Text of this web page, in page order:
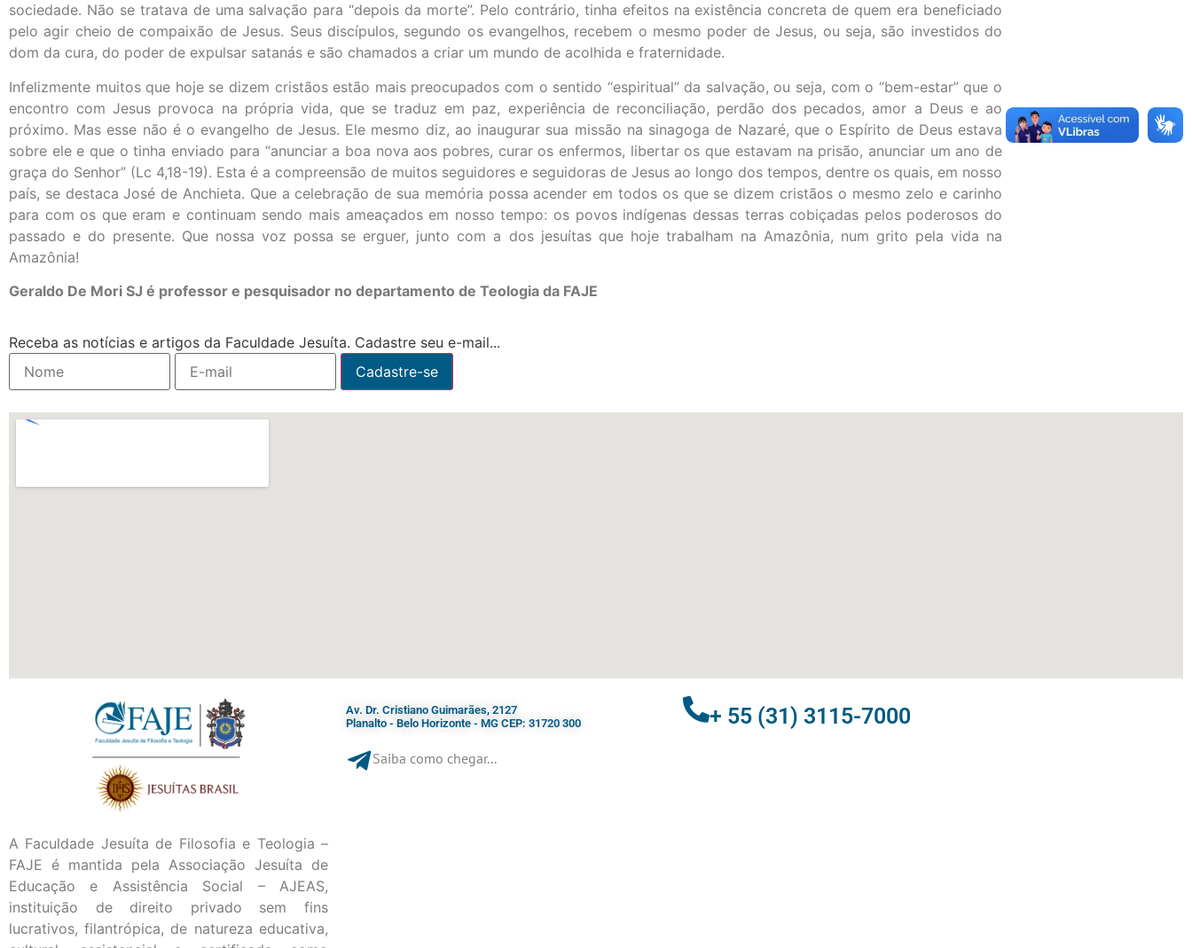
sociedade. Não se tratava de uma salvação para “depois da morte”. Pelo contrário, tinha efeitos na existência concreta de quem era beneficiado
pelo agir cheio de compaixão de Jesus. Seus discípulos, segundo os evangelhos, recebem o mesmo poder de Jesus, ou seja, são investidos do
dom da cura, do poder de expulsar satanás e são chamados a criar um mundo de acolhida e fraternidade.
Infelizmente muitos que hoje se dizem cristãos estão mais preocupados com o sentido “espiritual” da salvação, ou seja, com o “bem-estar” que o
encontro com Jesus provoca na própria vida, que se traduz em paz, experiência de reconciliação, perdão dos pecados, amor a Deus e ao
próximo. Mas esse não é o evangelho de Jesus. Ele mesmo diz, ao inaugurar sua missão na sinagoga de Nazaré, que o Espírito de Deus estava
sobre ele e que o tinha enviado para “anunciar a boa nova aos pobres, curar os enfermos, libertar os que estavam na prisão, anunciar um ano de
graça do Senhor” (Lc 4,18-19). Esta é a compreensão de muitos seguidores e seguidoras de Jesus ao longo dos tempos, dentre os quais, em nosso
país, se destaca José de Anchieta. Que a celebração de sua memória possa acender em todos os que se dizem cristãos o mesmo zelo e carinho
para com os que eram e continuam sendo mais ameaçados em nosso tempo: os povos indígenas dessas terras cobiçadas pelos poderosos do
passado e do presente. Que nossa voz possa se erguer, junto com a dos jesuítas que hoje trabalham na Amazônia, num grito pela vida na
Amazônia!
Geraldo De Mori SJ é professor e pesquisador no departamento de Teologia da FAJE
Receba as notícias e artigos da Faculdade Jesuíta. Cadastre seu e-mail...
A Faculdade Jesuíta de Filosofia e Teologia –
FAJE é mantida pela Associação Jesuíta de
Educação e Assistência Social – AJEAS,
instituição de direito privado sem fins
lucrativos, filantrópica, de natureza educativa,
Av. Dr. Cristiano Guimarães, 2127
Planalto - Belo Horizonte - MG CEP: 31720 300
Saiba como chegar...
+ 55 (31) 3115-7000​